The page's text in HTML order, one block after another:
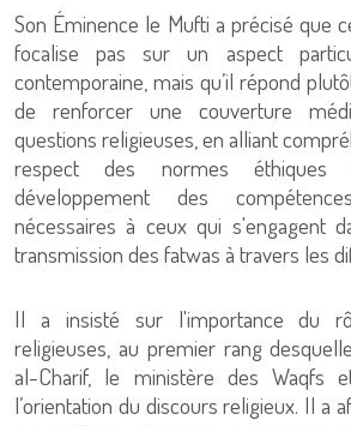
Son Éminence le Mufti a précisé que
focalise pas sur un aspect
contemporaine, mais qu’il répond
de renforcer une couverture
questions religieuses, en alliant
respect des normes
développement des
nécessaires à ceux qui s'engagent
transmission des fatwas à travers les
Il a insisté sur l'importance du
religieuses, au premier rang
al-Charif, le ministère des Waqfs
l’orientation du discours religieux. Il a